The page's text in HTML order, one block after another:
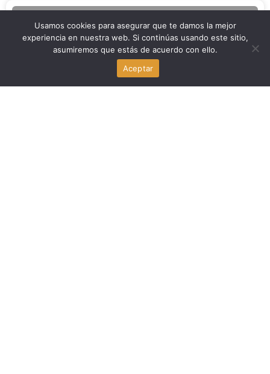
Shri Thanedar: El progressive challenger que marca las
primarias de Michigan
Usamos cookies para asegurar que te damos la mejor
experiencia en nuestra web. Si continúas usando este sitio,
asumiremos que estás de acuerdo con ello.
Aceptar